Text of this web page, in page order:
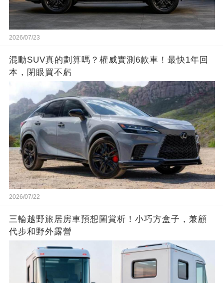
2026/07/23
混動SUV真的劃算嗎？權威實測6款車！最快1年回
本，閉眼買不虧
2026/07/22
三輪越野旅居房車預想圖賞析！小巧方盒子，兼顧
代步和野外露營